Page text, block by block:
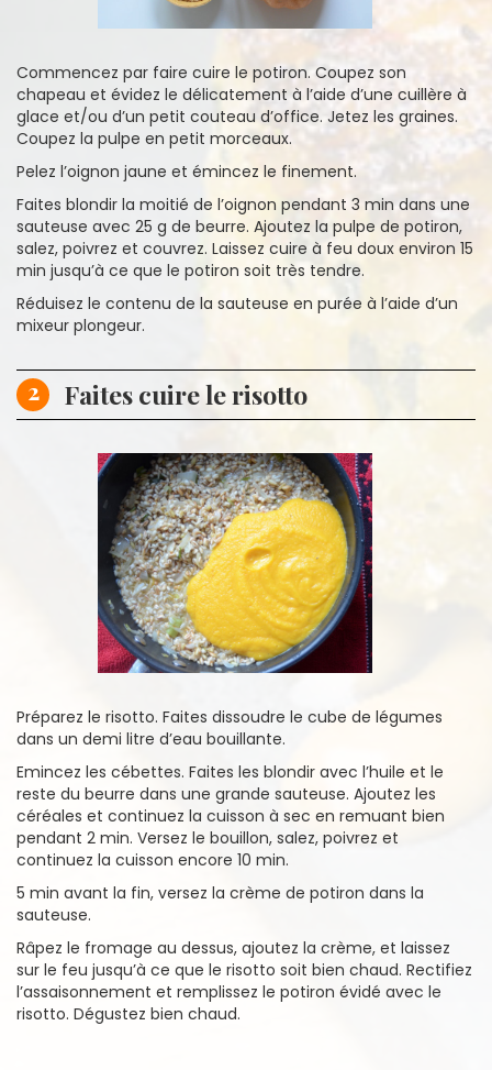
Commencez par faire cuire le potiron. Coupez son
chapeau et évidez le délicatement à l’aide d’une cuillère à
glace et/ou d’un petit couteau d’office. Jetez les graines.
Coupez la pulpe en petit morceaux.
Pelez l’oignon jaune et émincez le finement.
Faites blondir la moitié de l’oignon pendant 3 min dans une
sauteuse avec 25 g de beurre. Ajoutez la pulpe de potiron,
salez, poivrez et couvrez. Laissez cuire à feu doux environ 15
min jusqu’à ce que le potiron soit très tendre.
Réduisez le contenu de la sauteuse en purée à l’aide d’un
mixeur plongeur.
2 Faites cuire le risotto
Préparez le risotto. Faites dissoudre le cube de légumes
dans un demi litre d’eau bouillante.
Emincez les cébettes. Faites les blondir avec l’huile et le
reste du beurre dans une grande sauteuse. Ajoutez les
céréales et continuez la cuisson à sec en remuant bien
pendant 2 min. Versez le bouillon, salez, poivrez et
continuez la cuisson encore 10 min.
5 min avant la fin, versez la crème de potiron dans la
sauteuse.
Râpez le fromage au dessus, ajoutez la crème, et laissez
sur le feu jusqu’à ce que le risotto soit bien chaud. Rectifiez
l’assaisonnement et remplissez le potiron évidé avec le
risotto. Dégustez bien chaud.